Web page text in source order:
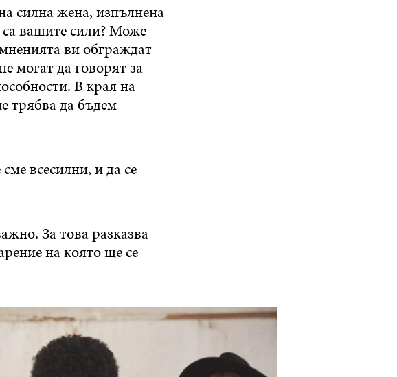
силна жена, изпълнена
са вашите сили? Може
ви обграждат
могат да говорят за
В края на
трябва да бъдем
всесилни, и да се
За това разказва
на която ще се